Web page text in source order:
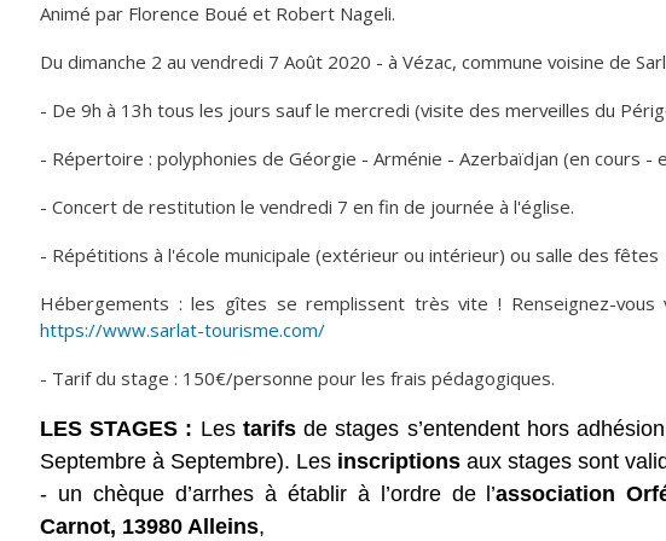
Animé par Florence Boué et Robert Nageli.
Du dimanche 2 au vendredi 7 Août 2020 - à Vézac, commune voisine de
- De 9h à 13h tous les jours sauf le mercredi (visite des merveilles du
- Répertoire : polyphonies de Géorgie - Arménie - Azerbaïdjan (en cours -
- Concert de restitution le vendredi 7 en fin de journée à l'église.
- Répétitions à l'école municipale (extérieur ou intérieur) ou salle des fêtes
Hébergements : les gîtes se remplissent très vite ! Renseignez-
https://www.sarlat-tourisme.com/
- Tarif du stage : 150€/personne pour les frais pédagogiques.
LES STAGES : Les tarifsde stages s’entendent hors
Septembre à Septembre). Les inscriptions aux stages sont
- un chèque d’arrhes à établir à l’ordre de l’association
Carnot, 13980 Alleins,